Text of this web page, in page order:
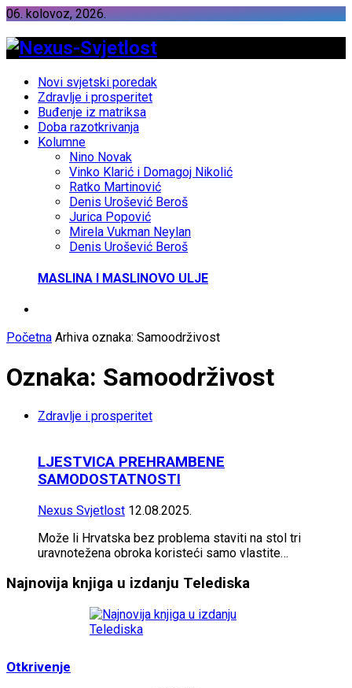
06. kolovoz, 2026.
Novi svjetski poredak
Zdravlje i prosperitet
Buđenje iz matriksa
Doba razotkrivanja
Kolumne
Nino Novak
Vinko Klarić i Domagoj Nikolić
Ratko Martinović
Denis Urošević Beroš
Jurica Popović
Mirela Vukman Neylan
Denis Urošević Beroš
MASLINA I MASLINOVO ULJE
Početna Arhiva oznaka: Samoodrživost
Oznaka: Samoodrživost
Zdravlje i prosperitet
LJESTVICA PREHRAMBENE
SAMODOSTATNOSTI
Nexus Svjetlost 12.08.2025.
Može li Hrvatska bez problema staviti na stol tri
uravnotežena obroka koristeći samo vlastite…
Najnovija knjiga u izdanju Telediska
Otkrivenje